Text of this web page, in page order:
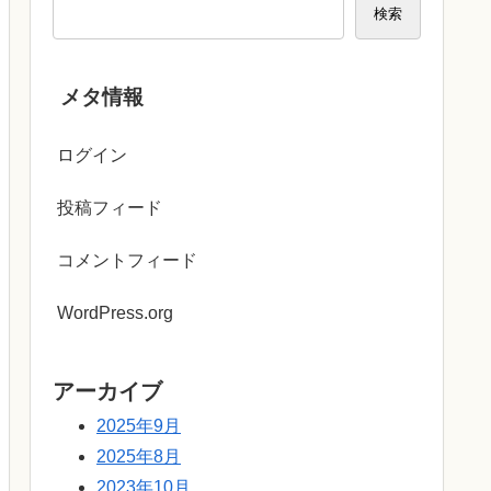
検索
メタ情報
ログイン
投稿フィード
コメントフィード
WordPress.org
アーカイブ
2025年9月
2025年8月
2023年10月